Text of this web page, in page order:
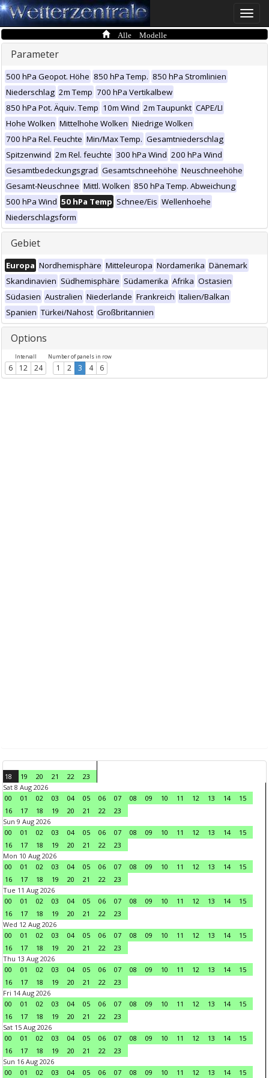
Toggle
Alle Modelle
Parameter
500 hPa Geopot. Höhe 850 hPa Temp. 850 hPa Stromlinien
Niederschlag 2m Temp 700 hPa Vertikalbew
850 hPa Pot. Äquiv. Temp 10m Wind 2m Taupunkt CAPE/LI
Hohe Wolken Mittelhohe Wolken Niedrige Wolken
700 hPa Rel. Feuchte Min/Max Temp. Gesamtniederschlag
Spitzenwind 2m Rel. feuchte 300 hPa Wind 200 hPa Wind
Gesamtbedeckungsgrad Gesamtschneehöhe Neuschneehöhe
Gesamt-Neuschnee Mittl. Wolken 850 hPa Temp. Abweichung
500 hPa Wind 50 hPa Temp Schnee/Eis Wellenhoehe
Niederschlagsform
Gebiet
Europa Nordhemisphäre Mitteleuropa Nordamerika Dänemark
Skandinavien Südhemisphäre Südamerika Afrika Ostasien
Südasien Australien Niederlande Frankreich Italien/Balkan
Spanien Türkei/Nahost Großbritannien
Options
Intervall
6 12 24
Number of panels in row
1 2 3 4 6
18 19 20 21 22
23
Sat 8 Aug 2026
00
01 02 03 04 05 06 07 08 09 10 11 12 13 14
15
16
17 18 19 20 21 22
23
Sun 9 Aug 2026
00
01 02 03 04 05 06 07 08 09 10 11 12 13 14
15
16
17 18 19 20 21 22
23
Mon 10 Aug 2026
00
01 02 03 04 05 06 07 08 09 10 11 12 13 14
15
16
17 18 19 20 21 22
23
Tue 11 Aug 2026
00
01 02 03 04 05 06 07 08 09 10 11 12 13 14
15
16
17 18 19 20 21 22
23
Wed 12 Aug 2026
00
01 02 03 04 05 06 07 08 09 10 11 12 13 14
15
16
17 18 19 20 21 22
23
Thu 13 Aug 2026
00
01 02 03 04 05 06 07 08 09 10 11 12 13 14
15
16
17 18 19 20 21 22
23
Fri 14 Aug 2026
00
01 02 03 04 05 06 07 08 09 10 11 12 13 14
15
16
17 18 19 20 21 22
23
Sat 15 Aug 2026
00
01 02 03 04 05 06 07 08 09 10 11 12 13 14
15
16
17 18 19 20 21 22
23
Sun 16 Aug 2026
00
01 02 03 04 05 06 07 08 09 10 11 12 13 14 15